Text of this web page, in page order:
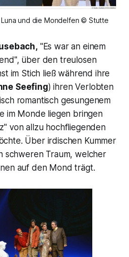
und die Mondelfen © Stutte
"Es war an einem
über den treulosen
im Stich ließ während ihre
Seefing) ihren Verlobten
romantisch gesungenem
im Monde liegen bringen
von allzu hochfliegenden
Über irdischen Kummer
schweren Traum, welcher
auf den Mond trägt.